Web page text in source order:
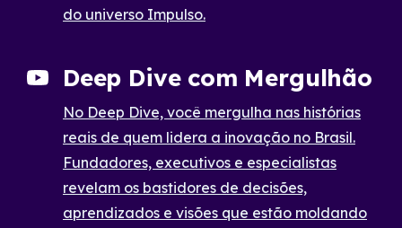
do universo Impulso.
Deep Dive com Mergulhão
No Deep Dive, você mergulha nas histórias
reais de quem lidera a inovação no Brasil.
Fundadores, executivos e especialistas
revelam os bastidores de decisões,
aprendizados e visões que estão moldando